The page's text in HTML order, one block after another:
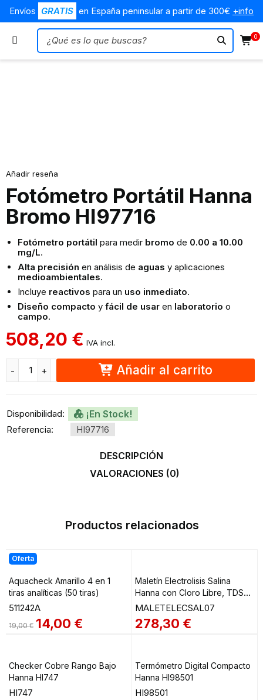
Envíos GRATIS en España peninsular a partir de 300€ +info
0
Añadir reseña
Fotómetro Portátil Hanna
Bromo HI97716
Fotómetro portátil para medir bromo de 0.00 a 10.00
mg/L.
Alta precisión en análisis de aguas y aplicaciones
medioambientales.
Incluye reactivos para un uso inmediato.
Diseño compacto y fácil de usar en laboratorio o
campo.
508,20 € IVA incl.
Añadir al carrito
Disponibilidad: ¡En Stock!
Referencia: HI97716
DESCRIPCIÓN
VALORACIONES (0)
Productos relacionados
Oferta
Aquacheck Amarillo 4 en 1
tiras analíticas (50 tiras)
511242A
19,00€ 14,00 €
Maletín Electrolisis Salina
Hanna con Cloro Libre, TDS
(sal), Tª y pH HI7014 +
MALETELECSAL07
MALETELECSAL07
278,30 €
Checker Cobre Rango Bajo
Hanna HI747
HI747
Termómetro Digital Compacto
Hanna HI98501
HI98501